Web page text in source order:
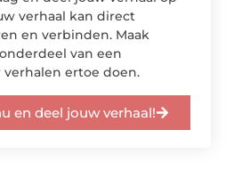
verhaal kan direct
en verbinden. Maak
van een
ertoe doen.
en deel jouw verhaal!